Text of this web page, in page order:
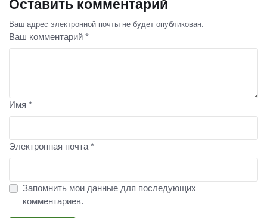
Оставить комментарий
Ваш адрес электронной почты не будет опубликован.
Ваш комментарий *
Имя *
Электронная почта *
Запомнить мои данные для последующих
комментариев.